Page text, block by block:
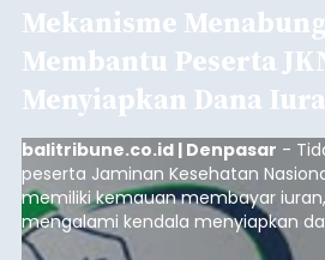
Mekanisme Menabung
Membantu Peserta
Menyiapkan Dana
balitribune.co.id | Denpasar -
peserta Jaminan Kesehatan
memiliki kemauan membayar
mengalami kendala menyiapkan
penuh saat jatuh tempo